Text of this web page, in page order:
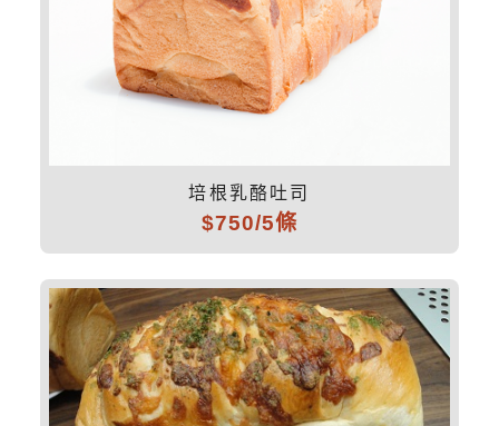
培根乳酪吐司
$750/5條